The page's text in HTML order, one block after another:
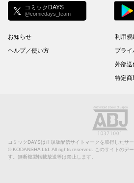
コミックDAYS
@comicdays_team
お知らせ
ヘルプ／使い方
利用規
プラ
外部送
特定商
コミックDAYSは正規版配信サイトマークを取得したサー
© KODANSHA Ltd. All rights reserved. このサイトのデ
す。無断複製転載放送等は禁止します。